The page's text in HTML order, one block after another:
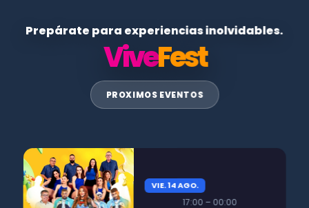
Prepárate para experiencias inolvidables.
ViveFest
PROXIMOS EVENTOS
VIE. 14 AGO.
17:00 – 00:00